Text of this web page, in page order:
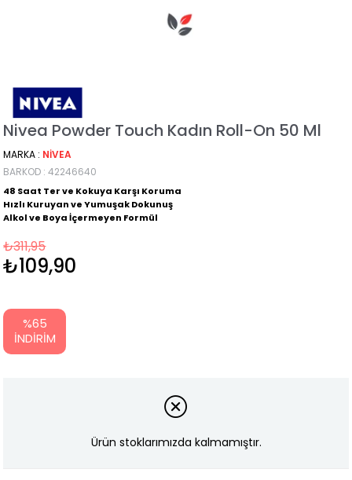
Nivea Powder Touch Kadın Roll-On 50 Ml
MARKA : NIVEA
BARKOD : 42246640
48 Saat Ter ve Kokuya Karşı Koruma
Hızlı Kuruyan ve Yumuşak Dokunuş
Alkol ve Boya İçermeyen Formül
₺311,95
₺109,90
%65
İNDIRIM
Ürün stoklarımızda kalmamıştır.